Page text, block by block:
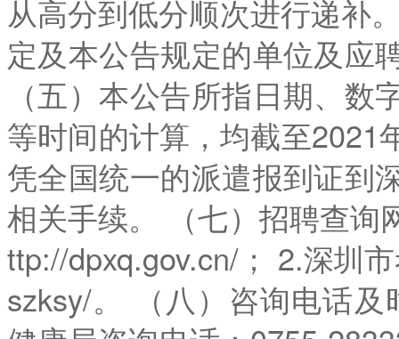
从高分到低分顺次进行递补
定及本公告规定的单位及应
（五）本公告所指日期、
等时间的计算，均截至2021
凭全国统一的派遣报到证到
相关手续。 （七）招聘查询
ttp://dpxq.gov.cn/； 2.深圳
szksy/。 （八）咨询电话